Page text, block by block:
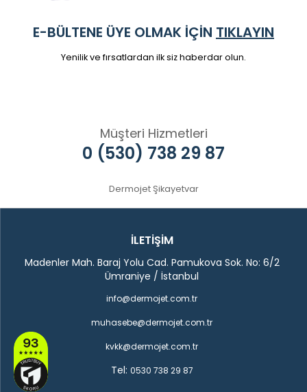
E-BÜLTENE ÜYE OLMAK İÇİN TIKLAYIN
Yenilik ve fırsatlardan ilk siz haberdar olun.
Müşteri Hizmetleri
0 (530) 738 29 87
Dermojet Şikayetvar
İLETİŞİM
Madenler Mah. Baraj Yolu Cad. Pamukova Sok. No: 6/2
Ümraniye / İstanbul
info@dermojet.com.tr
muhasebe@dermojet.com.tr
kvkk@dermojet.com.tr
Tel: 0530 738 29 87